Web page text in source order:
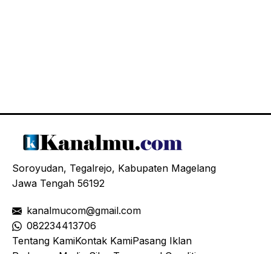
Soroyudan, Tegalrejo, Kabupaten Magelang
Jawa Tengah 56192
kanalmucom@gmail.com
082234413706
Tentang KamiKontak KamiPasang Iklan